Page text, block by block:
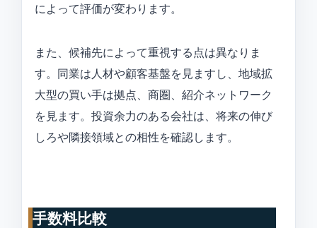
によって評価が変わります。
また、候補先によって重視する点は異なりま
す。同業は人材や顧客基盤を見ますし、地域拡
大型の買い手は拠点、商圏、紹介ネットワーク
を見ます。投資余力のある会社は、将来の伸び
しろや隣接領域との相性を確認します。
手数料比較